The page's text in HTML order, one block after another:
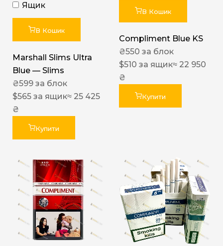
Ящик
В Кошик
Marshall Slims Ultra
Blue — Slims
₴599 за блок
$565 за ящик≈ 25 425
₴
Купити
В Кошик
Compliment Blue KS
₴550 за блок
$510 за ящик≈ 22 950
₴
Купити